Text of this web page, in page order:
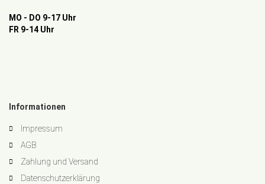
MO - DO 9-17 Uhr
FR 9-14 Uhr
Informationen
Impressum
AGB
Zahlung und Versand
Datenschutzerklärung